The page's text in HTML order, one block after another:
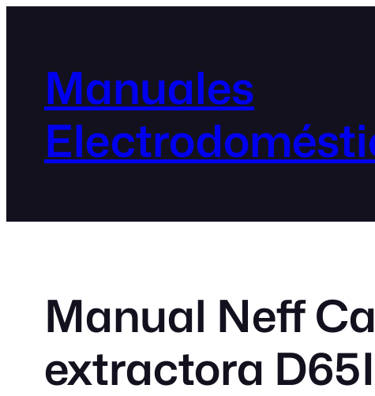
Manuales
Manual Neff
extractora